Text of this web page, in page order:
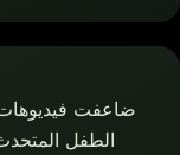
ضاعفت فيديوهات
الطفل